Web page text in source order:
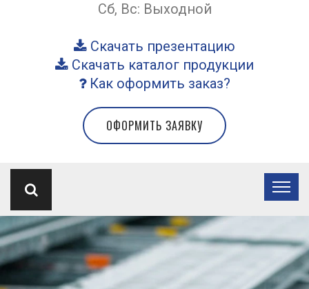
Сб, Вс: Выходной
Скачать презентацию
Скачать каталог продукции
Как оформить заказ?
ОФОРМИТЬ ЗАЯВКУ